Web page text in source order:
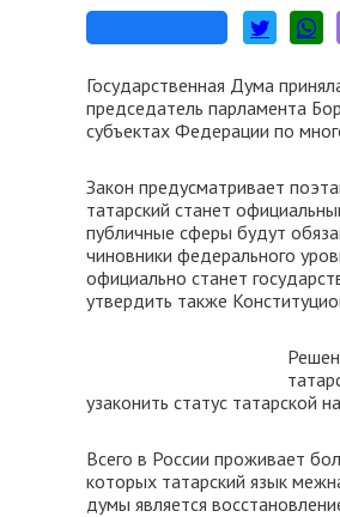
Государственная Дума
председатель парламента
субъектах Федерации по
Закон предусматривает
татарский станет
публичные сферы будут
чиновники федерального
официально станет
утвердить также
узаконить статус татарской
Всего в России проживает
которых татарский язык
думы является